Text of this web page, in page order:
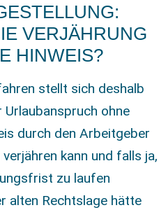
VERJÄHRUNG
HINWEIS?
stellt sich deshalb
Urlaubanspruch ohne
durch den Arbeitgeber
kann und falls ja,
zu laufen
alten Rechtslage hätte